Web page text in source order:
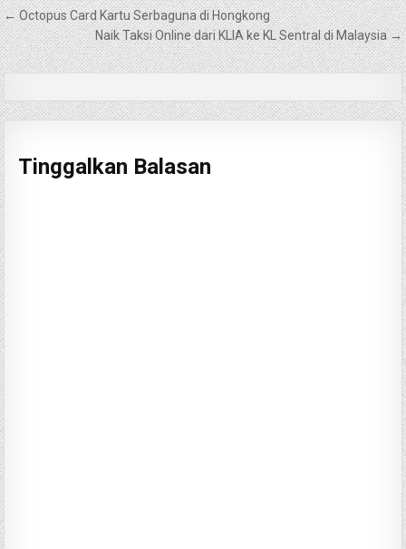
Navigasi
pos
← Octopus Card Kartu Serbaguna di Hongkong
Naik Taksi Online dari KLIA ke KL Sentral di Malaysia →
Tinggalkan Balasan